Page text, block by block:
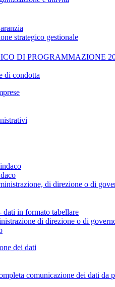
strategico gestionale
DI PROGRAMMAZIONE
di condotta
di direzione o di
in formato tabellare
di direzione o di
dei dati
comunicazione dei dati